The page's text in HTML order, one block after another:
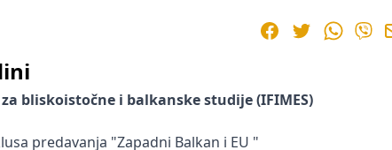
FacebookTwitterWhatsApp
Viber
bliskoistočne i balkanske studije (IFIMES)
predavanja "Zapadni Balkan i EU "